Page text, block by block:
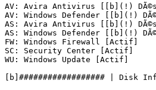
AV: Avira Antivirus [[b](!)
AV: Windows Defender [[b](!)
AS: Avira Antivirus [[b](!)
AS: Windows Defender [[b](!)
FW: Windows Firewall [Actif]
SC: Security Center [Actif]
WU: Windows Update [Actif]
[b]################## | Disk